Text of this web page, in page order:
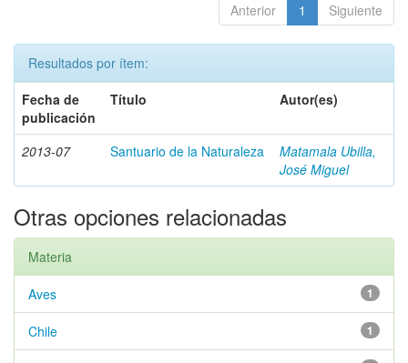
Anterior 1 Siguiente
Resultados por ítem:
Fecha de
publicación
Título Autor(es)
2013-07 Santuario de la Naturaleza
Matamala Ubilla,
José Miguel
Otras opciones relacionadas
Materia
1
Aves
1
Chile